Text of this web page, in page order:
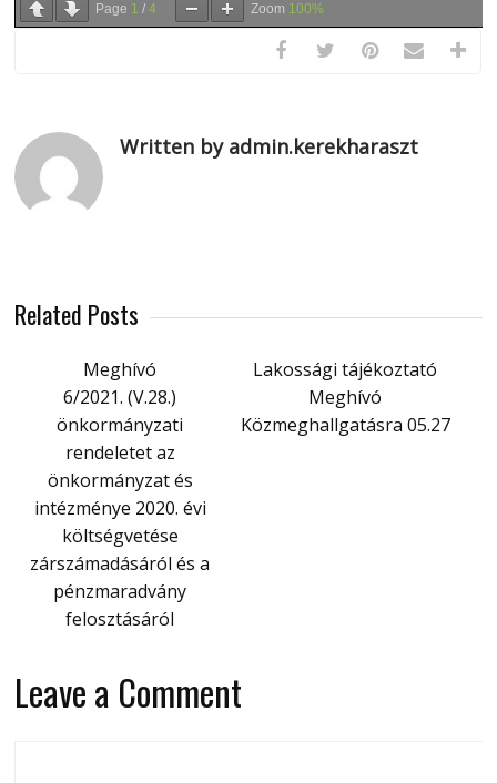
Page 1 /4 Zoom 100%
Written by admin.kerekharaszt
Related Posts
Meghívó
Lakossági tájékoztató
6/2021. (V.28.)
önkormányzati
rendeletet az
önkormányzat és
intézménye 2020. évi
költségvetése
zárszámadásáról és a
pénzmaradvány
felosztásáról
Meghívó
Közmeghallgatásra 05.27
Leave a Comment